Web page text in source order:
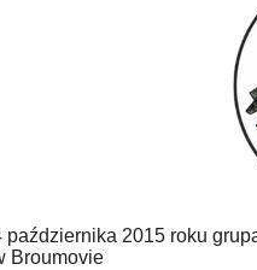
2015 roku
Broumovie